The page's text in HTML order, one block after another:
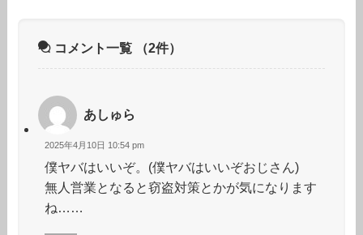
コメント一覧 （2件）
あしゅら
2025年4月10日 10:54 pm
僕ヤバはいいぞ。(僕ヤバはいいぞおじさん)
無人営業となると窃盗対策とかが気になります
ね……